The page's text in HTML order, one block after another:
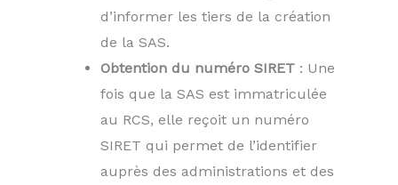
d’informer les tiers de la création
de la SAS.
Obtention du numéro SIRET : Une
fois que la SAS est immatriculée
au RCS, elle reçoit un numéro
SIRET qui permet de l’identifier
auprès des administrations et des